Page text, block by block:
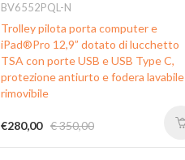
BV6552PQL-N
Trolley pilota porta computer e
iPad®Pro 12,9” dotato di lucchetto
TSA con porte USB e USB Type C,
protezione antiurto e fodera lavabile
rimovibile
€280,00 € 350,00